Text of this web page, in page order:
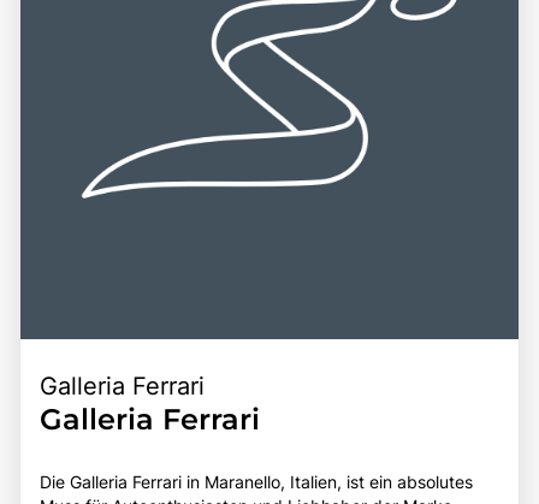
Galleria Ferrari
Galleria Ferrari
Die Galleria Ferrari in Maranello, Italien, ist ein absolutes